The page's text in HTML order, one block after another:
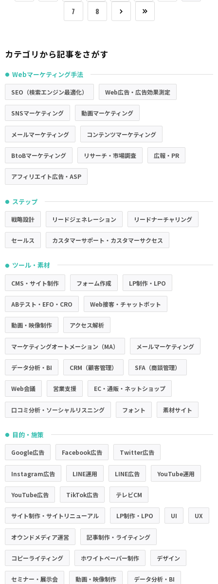
7
8
カテゴリから記事をさがす
● Webマーケティング手法
SEO（検索エンジン最適化） Web広告・広告効果測定
SNSマーケティング 動画マーケティング
メールマーケティング コンテンツマーケティング
BtoBマーケティング リサーチ・市場調査 広報・PR
アフィリエイト広告・ASP
● ステップ
戦略設計 リードジェネレーション リードナーチャリング
セールス カスタマーサポート・カスタマーサクセス
● ツール・素材
CMS・サイト制作 フォーム作成 LP制作・LPO
ABテスト・EFO・CRO Web接客・チャットボット
動画・映像制作 アクセス解析
マーケティングオートメーション（MA） メールマーケティング
データ分析・BI CRM（顧客管理） SFA（商談管理）
Web会議 営業支援 EC・通販・ネットショップ
口コミ分析・ソーシャルリスニング フォント 素材サイト
● 目的・施策
Google広告 Facebook広告 Twitter広告
Instagram広告 LINE運用 LINE広告 YouTube運用
YouTube広告 TikTok広告 テレビCM
サイト制作・サイトリニューアル LP制作・LPO UI UX
オウンドメディア運営 記事制作・ライティング
コピーライティング ホワイトペーパー制作 デザイン
セミナー・展示会 動画・映像制作 データ分析・BI